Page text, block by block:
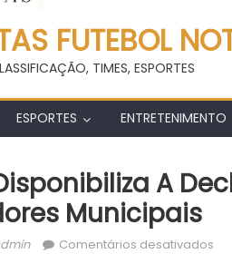
FUTEBOL
TIMES, ESPORTES
ESPORTES ENTRETENIMENTO
A
Municipais
Comentários desativados